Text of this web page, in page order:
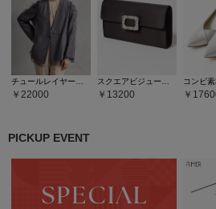
22000 13200
PICKUP EVENT